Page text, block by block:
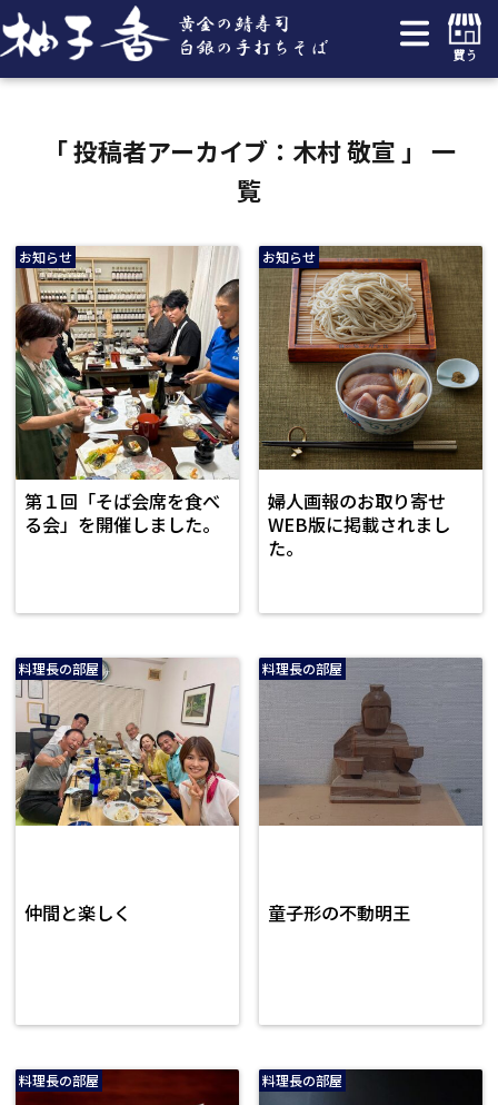
買う
「 投稿者アーカイブ：木村 敬宣 」 一
覧
お知らせ
第１回「そば会席を食べ
る会」を開催しました。
お知らせ
婦人画報のお取り寄せ
WEB版に掲載されまし
た。
料理長の部屋
仲間と楽しく
料理長の部屋
童子形の不動明王
料理長の部屋 料理長の部屋